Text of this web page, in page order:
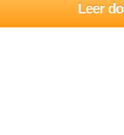
Leer